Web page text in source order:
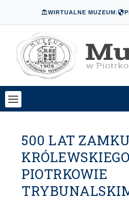
WIRTUALNE MUZEUM|
500 LAT ZAMKU
PIOTRKOWIE